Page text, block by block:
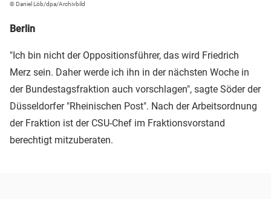
© Daniel Löb/dpa/Archivbild
Berlin
"Ich bin nicht der Oppositionsführer, das wird Friedrich
Merz sein. Daher werde ich ihn in der nächsten Woche in
der Bundestagsfraktion auch vorschlagen", sagte Söder der
Düsseldorfer "Rheinischen Post". Nach der Arbeitsordnung
der Fraktion ist der CSU-Chef im Fraktionsvorstand
berechtigt mitzuberaten.